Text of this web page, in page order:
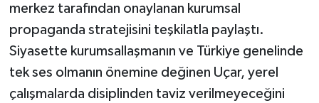
merkez tarafından onaylanan kurumsal
propaganda stratejisini teşkilatla paylaştı.
Siyasette kurumsallaşmanın ve Türkiye genelinde
tek ses olmanın önemine değinen Uçar, yerel
çalışmalarda disiplinden taviz verilmeyeceğini